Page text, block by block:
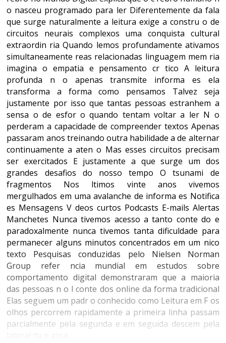
o nasceu programado para ler Diferentemente da fala
que surge naturalmente a leitura exige a constru o de
circuitos neurais complexos uma conquista cultural
extraordin ria Quando lemos profundamente ativamos
simultaneamente reas relacionadas linguagem mem ria
imagina o empatia e pensamento cr tico A leitura
profunda n o apenas transmite informa es ela
transforma a forma como pensamos Talvez seja
justamente por isso que tantas pessoas estranhem a
sensa o de esfor o quando tentam voltar a ler N o
perderam a capacidade de compreender textos Apenas
passaram anos treinando outra habilidade a de alternar
continuamente a aten o Mas esses circuitos precisam
ser exercitados E justamente a que surge um dos
grandes desafios do nosso tempo O tsunami de
fragmentos Nos ltimos vinte anos vivemos
mergulhados em uma avalanche de informa es Notifica
es Mensagens V deos curtos Podcasts E-mails Alertas
Manchetes Nunca tivemos acesso a tanto conte do e
paradoxalmente nunca tivemos tanta dificuldade para
permanecer alguns minutos concentrados em um nico
texto Pesquisas conduzidas pelo Nielsen Norman
Group refer ncia mundial em estudos sobre
comportamento digital demonstraram que a maioria
das pessoas n o l conte dos online da forma tradicional
Elas seguem um padr o conhecido como Leitura em F os
olhos percorrem rapidamente a primeira linha passam
parcialmente pela segunda e em seguida descem pela